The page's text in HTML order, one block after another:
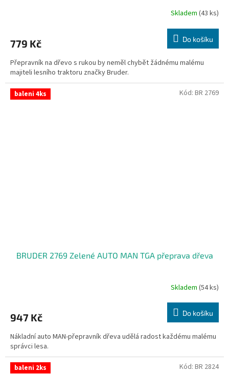
je
z
5
hvězdiček.
Skladem(43 ks)
779 Kč Do košíku
Přepravník na dřevo s rukou by neměl chybět žádnému malému
majiteli lesního traktoru značky Bruder.
baleni 4ks
BRUDER 2769 Zelené AUTO MAN TGA přeprava dřeva
Skladem (54 ks)
947 Kč Do košíku
Nákladní auto MAN-přepravník dřeva udělá radost každému malému
správci lesa.
Kód: BR 2769
baleni 2ks Kód: BR 2824